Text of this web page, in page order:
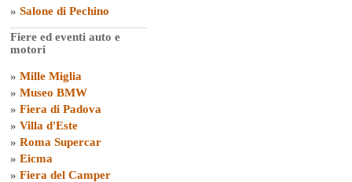
» Salone di Pechino
Fiere ed eventi auto e
motori
» Mille Miglia
» Museo BMW
» Fiera di Padova
» Villa d'Este
» Roma Supercar
» Eicma
» Fiera del Camper